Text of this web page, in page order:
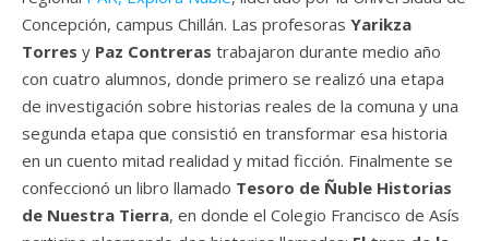
Concepción, campus Chillán. Las profesoras Yarikza
Torres y Paz Contreras trabajaron durante medio año
con cuatro alumnos, donde primero se realizó una etapa
de investigación sobre historias reales de la comuna y una
segunda etapa que consistió en transformar esa historia
en un cuento mitad realidad y mitad ficción. Finalmente se
confeccionó un libro llamado Tesoro de Ñuble Historias
de Nuestra Tierra, en donde el Colegio Francisco de Asís